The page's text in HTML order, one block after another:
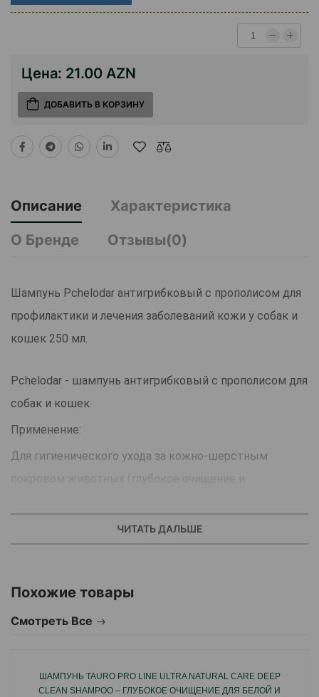
Цена: 21.00 AZN
ДОБАВИТЬ В КОРЗИНУ
Описание
Характеристика
О Бренде
Отзывы(0)
Шампунь Pchelodar антигрибковый с прополисом для
профилактики и лечения заболеваний кожи у собак и
кошек 250 мл.
Pchelodar - шампунь антигрибковый с прополисом для
собак и кошек.
Применение:
Для гигиенического ухода за кожно-шерстным
покровом животных (глубокое очищение и
Для профилактики и лечения дерматомикозов
(себореи, микроспории, трихофитии и прочих).
Для санации ран, ссадин и трещин:
в составе комплексной терапии при лечении
Препарат применяют животным с 3-х недельного
ЧИТАТЬ ДАЛЬШЕ
Похожие товары
Смотреть Все
ШАМПУНЬ TAURO PRO LINE ULTRA NATURAL CARE DEEP
CLEAN SHAMPOO – ГЛУБОКОЕ ОЧИЩЕНИЕ ДЛЯ БЕЛОЙ И